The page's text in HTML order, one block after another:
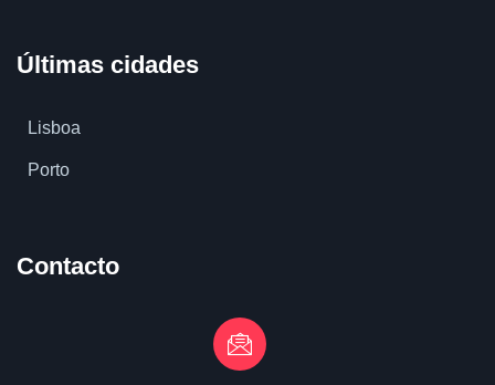
Últimas cidades
Lisboa
Porto
Contacto